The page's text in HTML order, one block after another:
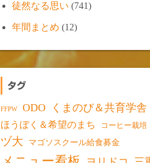
徒然なる思い (741)
年間まとめ (12)
タグ
FFPW ODO くまのび＆共育学舎
ほうぼく＆希望のまち コーヒー栽培
ヅ大 マゴソスクール給食募金